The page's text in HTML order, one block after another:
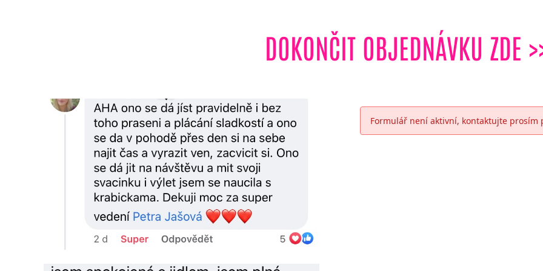
DOKONČIT OBJEDNÁVKU ZDE
Formulář není aktivní, kontaktujte prosím